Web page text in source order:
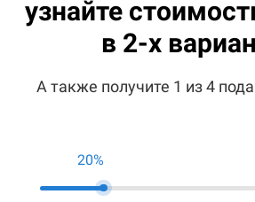
узнайте
в 2-х
А также получите 1 из 4
20%